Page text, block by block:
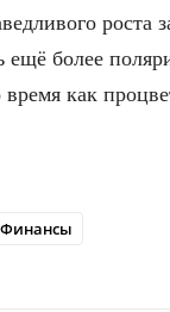
роста
ещё более
как
Финансы